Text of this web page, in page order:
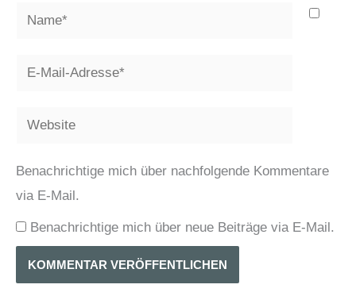
Name*
E-
Website
Benachrichtige mich über nachfolgende Kommentare
via E-Mail.
Benachrichtige mich über neue Beiträge via E-Mail.